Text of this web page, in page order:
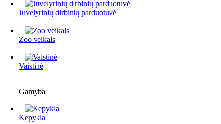
Juvelyrinių dirbinių parduotuvė
Zoo veikals
Vaistinė
Gamyba
Kepykla